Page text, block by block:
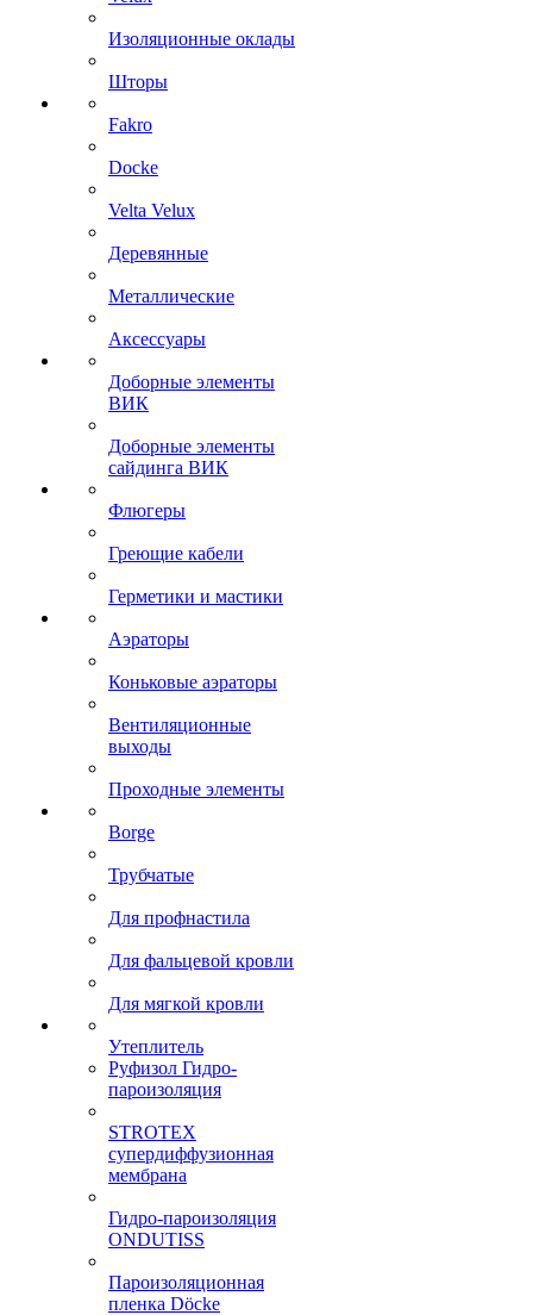
Изоляционные оклады
Шторы
Fakro
Docke
Velta Velux
Деревянные
Металлические
Аксессуары
Доборные элементы
ВИК
Доборные элементы
сайдинга ВИК
Флюгеры
Греющие кабели
Герметики и мастики
Аэраторы
Коньковые аэраторы
Вентиляционные
выходы
Проходные элементы
Borge
Трубчатые
Для профнастила
Для фальцевой кровли
Для мягкой кровли
Утеплитель
Руфизол Гидро-
пароизоляция
STROTEX
супердиффузионная
мембрана
Гидро-пароизоляция
ONDUTISS
Пароизоляционная
пленка Döcke